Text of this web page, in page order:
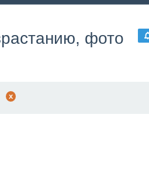
фото
x